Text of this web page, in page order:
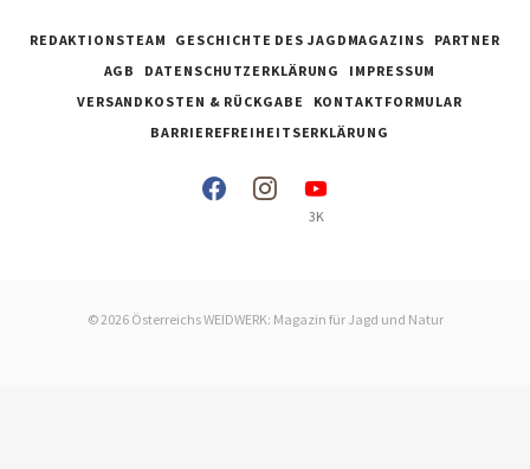
REDAKTIONSTEAM GESCHICHTE DES JAGDMAGAZINS
PARTNER
AGB
DATENSCHUTZERKLÄRUNG
IMPRESSUM
VERSANDKOSTEN & RÜCKGABE
KONTAKTFORMULAR
BARRIEREFREIHEITSERKLÄRUNG
3K
© 2026 Österreichs WEIDWERK: Magazin für Jagd und Natur